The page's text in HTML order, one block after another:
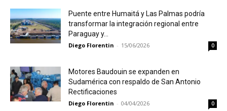
Puente entre Humaitá y Las Palmas podría
transformar la integración regional entre
Paraguay y...
Diego Florentin - 15/06/2026 0
Motores Baudouin se expanden en
Sudamérica con respaldo de San Antonio
Rectificaciones
Diego Florentin - 04/04/2026 0